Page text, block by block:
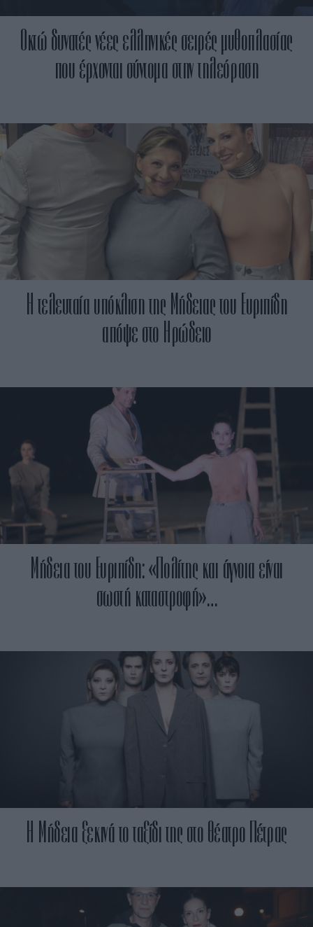
Οκτώ δυνατές νέες ελληνικές σειρές μυθοπλασίας
που έρχονται σύντομα στην τηλεόραση
Η τελευταία υπόκλιση της Μήδειας του Ευριπίδη
απόψε στο Ηρώδειο
Μήδεια του Ευριπίδη: «Πολίτης και άγνοια είναι
σωστή καταστροφή»…
Η Μήδεια ξεκινά το ταξίδι της στο θέατρο Πέτρας